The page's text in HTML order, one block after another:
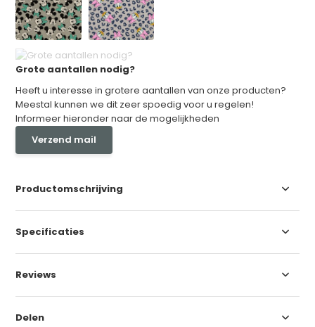
Grote aantallen nodig?
Heeft u interesse in grotere aantallen van onze producten?
Meestal kunnen we dit zeer spoedig voor u regelen!
Informeer hieronder naar de mogelijkheden
Verzend mail
Productomschrijving
Specificaties
Reviews
Delen